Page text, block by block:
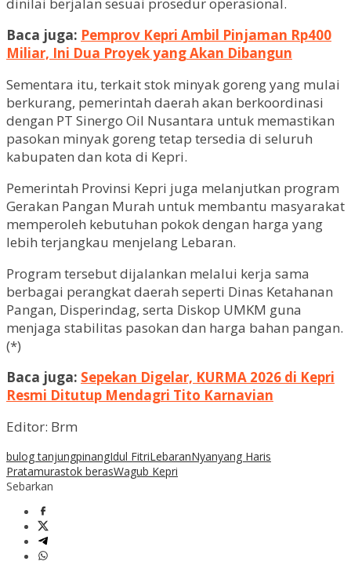
Baca juga: Pemprov Kepri Ambil Pinjaman Rp400
Miliar, Ini Dua Proyek yang Akan Dibangun
Sementara itu, terkait stok minyak goreng yang mulai
berkurang, pemerintah daerah akan berkoordinasi
dengan PT Sinergo Oil Nusantara untuk memastikan
pasokan minyak goreng tetap tersedia di seluruh
kabupaten dan kota di Kepri.
Pemerintah Provinsi Kepri juga melanjutkan program
Gerakan Pangan Murah untuk membantu masyarakat
memperoleh kebutuhan pokok dengan harga yang
lebih terjangkau menjelang Lebaran.
Program tersebut dijalankan melalui kerja sama
berbagai perangkat daerah seperti Dinas Ketahanan
Pangan, Disperindag, serta Diskop UMKM guna
menjaga stabilitas pasokan dan harga bahan pangan.
(*)
Baca juga: Sepekan Digelar, KURMA 2026 di Kepri
Resmi Ditutup Mendagri Tito Karnavian
Editor: Brm
bulog tanjungpinangIdul FitriLebaranNyanyang Haris
Pratamurastok berasWagub Kepri
Sebarkan